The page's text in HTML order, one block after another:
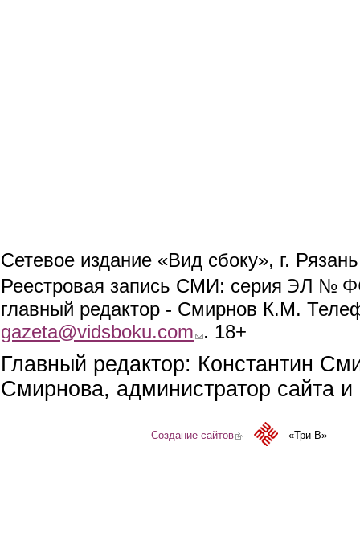
Сетевое издание «Вид сбоку», г.
Реестровая запись СМИ: серия ЭЛ №
главный редактор - Смирнов К.М.
gazeta@vidsboku.com (link sends e-mail)
. 18+
Главный редактор: Константин
Смирнова, администратор сайта
Создание сайтов(link is external)«Три-В»